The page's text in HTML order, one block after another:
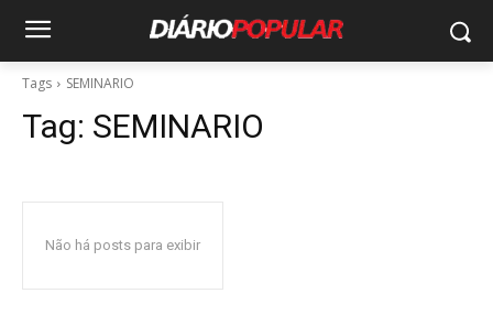
Tags SEMINARIO
Tag: SEMINARIO
Não há posts para exibir